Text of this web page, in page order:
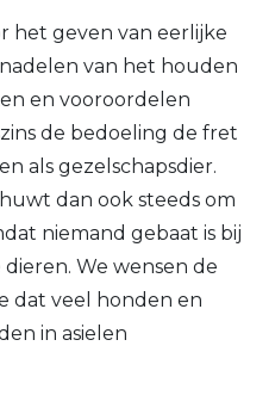
het geven van eerlijke
van het houden
en vooroordelen
de bedoeling de fret
als gezelschapsdier.
dan ook steeds om
niemand gebaat is bij
We wensen de
dat veel honden en
in asielen